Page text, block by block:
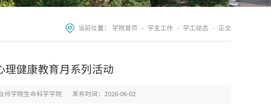
当前位置： 学院首页 - 学生工作 - 学工动态 - 正文
理健康教育月系列活动
州学院生命科学学院 发布时间：2026-06-02